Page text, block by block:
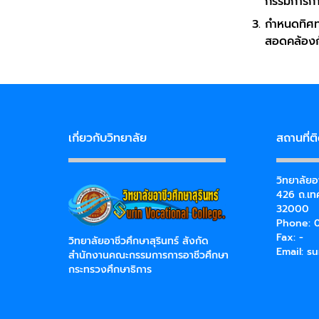
กำหนดทิศ
สอดคล้อง
เกี่ยวกับวิทยาลัย
วิทยาลัยอาชีวศึกษาสุรินทร์ สังกัด
สำนักงานคณะกรรมการการอาชีวศึกษา
กระทรวงศึกษาธิการ
สถานที่
วิทยาลัย
426 ถ.เ
32000
Phone:
Fax: -
Email: